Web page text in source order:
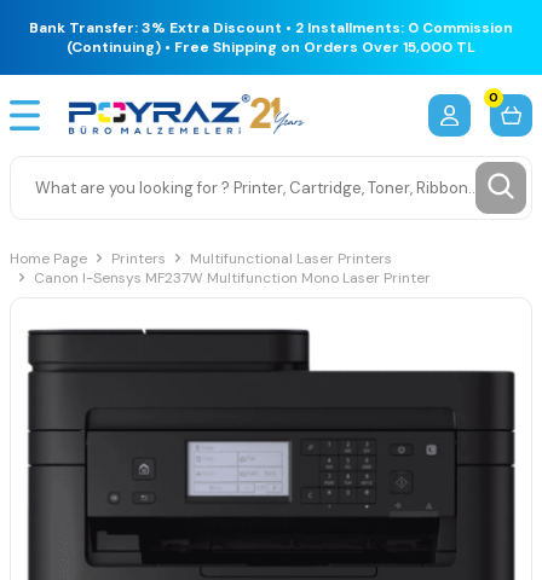
Bank Transfer: 3% Extra Discount • 2 Installments: 0 Commission
(Continuing) • Free Shipping on Orders Over 15,000 TL
0
Home Page Printers
Multifunctional Laser Printers
Canon I-Sensys MF237W Multifunction Mono Laser Printer